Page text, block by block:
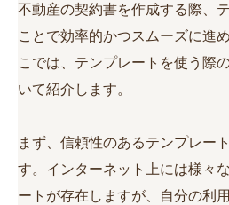
不動産の契約書を作成する際、
ことで効率的かつスムーズに進
こでは、テンプレートを使う際
いて紹介します。
まず、信頼性のあるテンプレー
す。インターネット上には様々
ートが存在しますが、自分の利